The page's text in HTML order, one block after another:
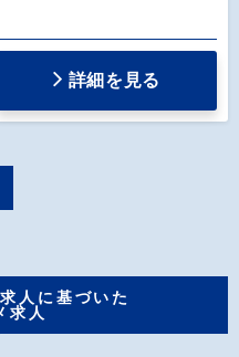
詳細を見る
人に基づいた
求人